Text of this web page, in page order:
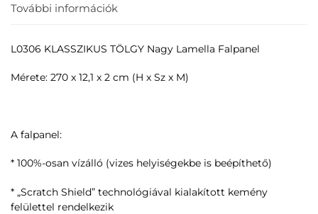
További információk
L0306 KLASSZIKUS TÖLGY Nagy Lamella Falpanel
Mérete: 270 x 12,1 x 2 cm (H x Sz x M)
A falpanel:
* 100%-osan vízálló (vizes helyiségekbe is beépíthető)
* „Scratch Shield” technológiával kialakított kemény
felülettel rendelkezik